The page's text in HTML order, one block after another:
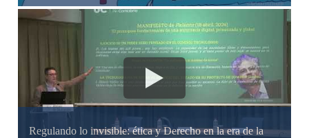
Regulando lo invisible: ética y Derecho en la era de la